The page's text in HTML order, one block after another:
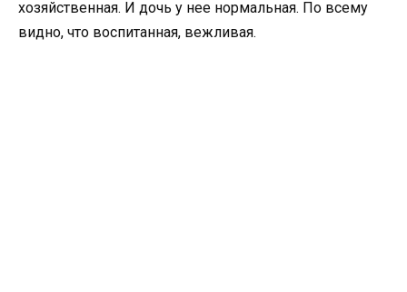
хозяйственная. И дочь у нее нормальная. По всему
видно, что воспитанная, вежливая.